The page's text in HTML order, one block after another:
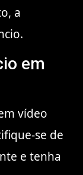
a
em
vídeo
se de
e tenha